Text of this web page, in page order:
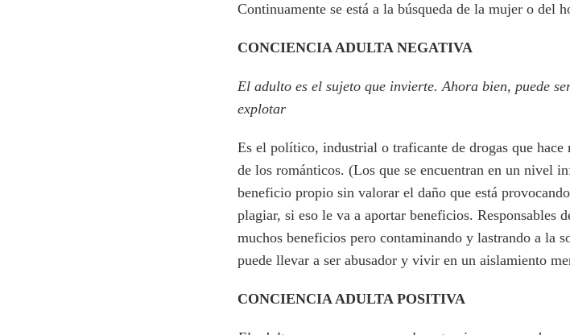
Continuamente se está a la búsqueda de la mujer o del
CONCIENCIA ADULTA NEGATIVA
El adulto es el sujeto que invierte. Ahora bien, puede
explotar
Es el político, industrial o traficante de drogas que
de los románticos. (Los que se encuentran en un nivel
beneficio propio sin valorar el daño que está
plagiar, si eso le va a aportar beneficios. Responsables
muchos beneficios pero contaminando y lastrando a la
puede llevar a ser abusador y vivir en un aislamiento
CONCIENCIA ADULTA POSITIVA